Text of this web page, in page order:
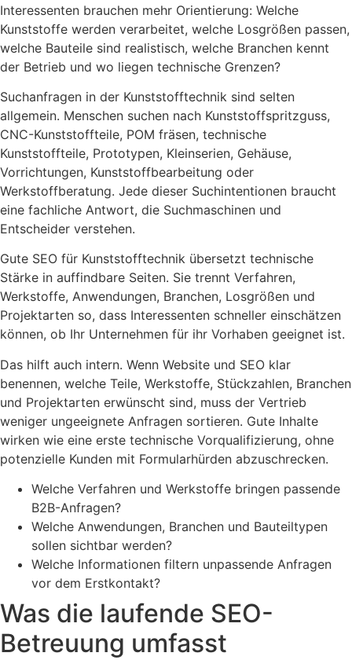
Interessenten brauchen mehr Orientierung: Welche
Kunststoffe werden verarbeitet, welche Losgrößen passen,
welche Bauteile sind realistisch, welche Branchen kennt
der Betrieb und wo liegen technische Grenzen?
Suchanfragen in der Kunststofftechnik sind selten
allgemein. Menschen suchen nach Kunststoffspritzguss,
CNC-Kunststoffteile, POM fräsen, technische
Kunststoffteile, Prototypen, Kleinserien, Gehäuse,
Vorrichtungen, Kunststoffbearbeitung oder
Werkstoffberatung. Jede dieser Suchintentionen braucht
eine fachliche Antwort, die Suchmaschinen und
Entscheider verstehen.
Gute SEO für Kunststofftechnik übersetzt technische
Stärke in auffindbare Seiten. Sie trennt Verfahren,
Werkstoffe, Anwendungen, Branchen, Losgrößen und
Projektarten so, dass Interessenten schneller einschätzen
können, ob Ihr Unternehmen für ihr Vorhaben geeignet ist.
Das hilft auch intern. Wenn Website und SEO klar
benennen, welche Teile, Werkstoffe, Stückzahlen, Branchen
und Projektarten erwünscht sind, muss der Vertrieb
weniger ungeeignete Anfragen sortieren. Gute Inhalte
wirken wie eine erste technische Vorqualifizierung, ohne
potenzielle Kunden mit Formularhürden abzuschrecken.
Welche Verfahren und Werkstoffe bringen passende
B2B-Anfragen?
Welche Anwendungen, Branchen und Bauteiltypen
sollen sichtbar werden?
Welche Informationen filtern unpassende Anfragen
vor dem Erstkontakt?
Was die laufende SEO-
Betreuung umfasst